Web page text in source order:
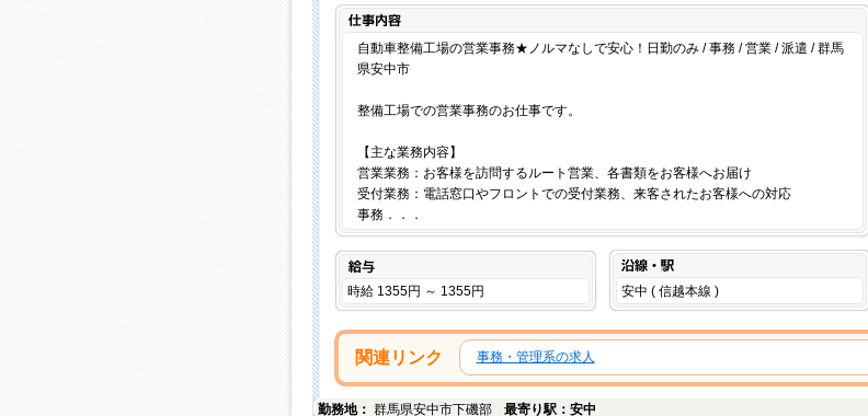
自動車整備工場の営業事務★ノルマなしで安心！日勤のみ / 事務 / 営業 / 派遣 / 群馬
県安中市
整備工場での営業事務のお仕事です。
【主な業務内容】
営業業務：お客様を訪問するルート営業、各書類をお客様へお届け
受付業務：電話窓口やフロントでの受付業務、来客されたお客様への対応
事務．．．
給与
時給 1355円 ～ 1355円 安中 ( 信越本線 )
関連リンク 事務・管理系の求人
勤務地： 群馬県安中市下磯部 最寄り駅：安中